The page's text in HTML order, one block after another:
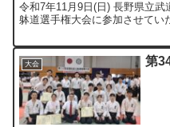
令和7年11月9日(日) 長野県立
躰道選手権大会に参加させてい
大会 第